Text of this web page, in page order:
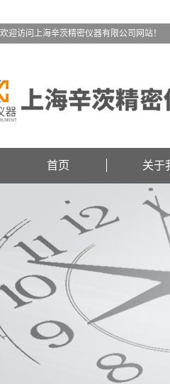
欢迎访问上海辛茨精密仪器有限公司网站！
首页 关于